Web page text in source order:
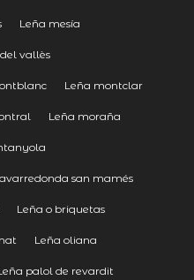
Leña mesía
vallès
Leña montclar
Leña moraña
san mamés
Leña o briquetas
Leña oliana
palol de revardit